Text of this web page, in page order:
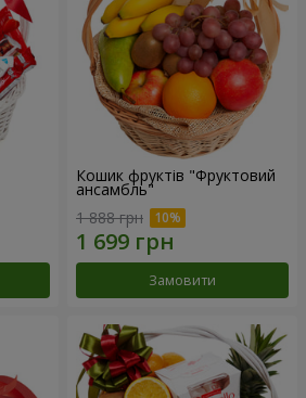
Кошик фруктів "Фруктовий
ансамбль"
1 888 грн
Замовити